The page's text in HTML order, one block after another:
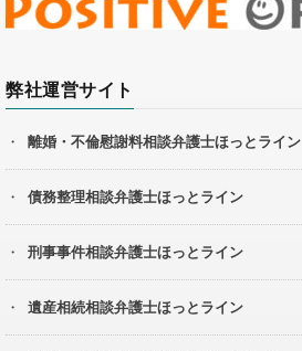
弊社運営サイト
離婚・不倫慰謝料相談弁護士ほっとライン
債務整理相談弁護士ほっとライン
刑事事件相談弁護士ほっとライン
遺産相続相談弁護士ほっとライン